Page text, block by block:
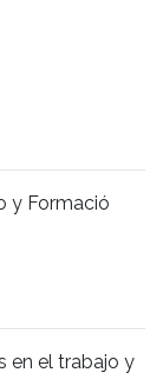
y Formació
en el trabajo y